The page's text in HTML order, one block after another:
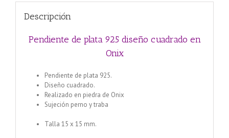
Descripción
Pendiente de plata 925 diseño cuadrado en
Onix
Pendiente de plata 925.
Diseño cuadrado.
Realizado en piedra de Onix
Sujeción perno y traba
Talla 15 x 15 mm.